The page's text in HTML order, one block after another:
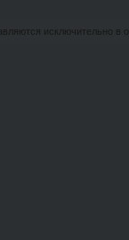
исключительно в